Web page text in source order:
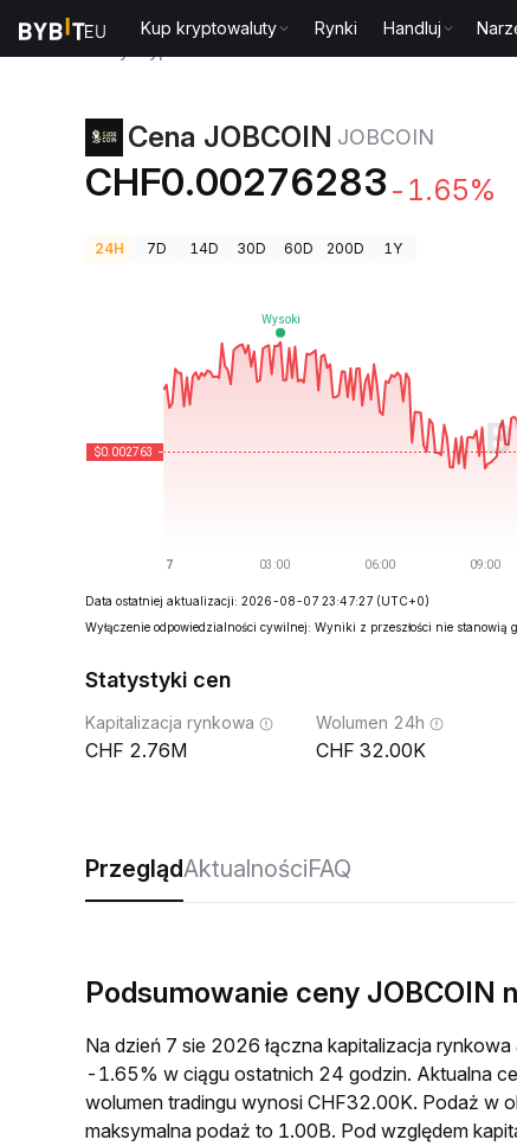
Kup kryptowaluty Rynki Handluj
Cena JOBCOIN JOBCOIN
CHF0.00276283 -1.65%
24H 7D 14D 30D 60D 200D 1Y
Data ostatniej aktualizacji: 2026-08-07 23:47:27 (UTC+0)
Wyłączenie odpowiedzialności cywilnej: Wyniki z przeszłości nie stanowią
Statystyki cen
Kapitalizacja rynkowa
2.76M
Wolumen 24h
32.00K
PrzeglądAktualnościFAQ
Podsumowanie ceny JOBCOIN
Na dzień 7 sie 2026 łączna kapitalizacja
-1.65% w ciągu ostatnich 24 godzin. Aktualna
wolumen tradingu wynosi CHF32.00K. Podaż w
maksymalna podaż to 1.00B. Pod względem